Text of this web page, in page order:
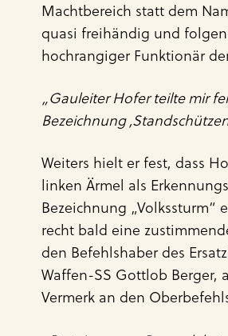
Machtbereich statt dem
quasi freihändig und
hochrangiger Funktionär
„Gauleiter Hofer teilte mir
Bezeichnung
Weiters hielt er fest, dass
linken Ärmel als
Bezeichnung „Volkssturm“
recht bald eine
den Befehlshaber des
Waffen-SS Gottlob Berger,
Vermerk an den